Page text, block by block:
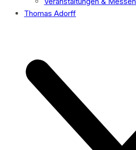
Thomas Adorff